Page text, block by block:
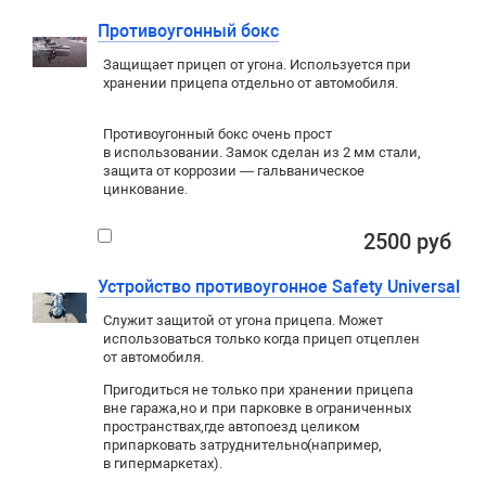
Противоугонный бокс
Защищает прицеп от угона. Используется при
хранении прицепа отдельно от автомобиля.
Противоугонный бокс очень прост
в использовании. Замок сделан из 2 мм стали,
защита от коррозии — гальваническое
цинкование.
2500 руб
Устройство противоугонное Safety Universal
Служит защитой от угона прицепа. Может
использоваться только когда прицеп отцеплен
от автомобиля.
Пригодиться не только при хранении прицепа
вне гаража,но и при парковке в ограниченных
пространствах,где автопоезд целиком
припарковать затруднительно(например,
в гипермаркетах).